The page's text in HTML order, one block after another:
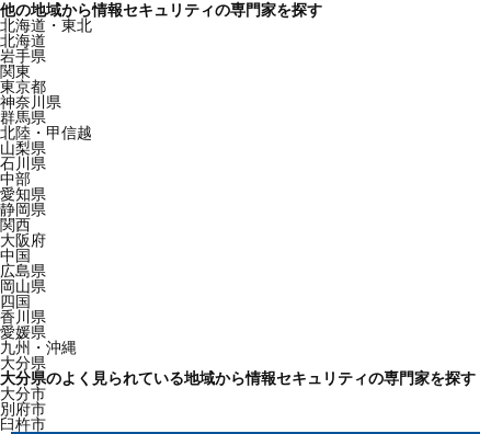
他の地域から情報セキュリティの専門家を探す
北海道・東北
北海道
岩手県
関東
東京都
神奈川県
群馬県
北陸・甲信越
山梨県
石川県
中部
愛知県
静岡県
関西
大阪府
中国
広島県
岡山県
四国
香川県
愛媛県
九州・沖縄
大分県
大分県のよく見られている地域から情報セキュリティの専門家を探す
大分市
別府市
臼杵市